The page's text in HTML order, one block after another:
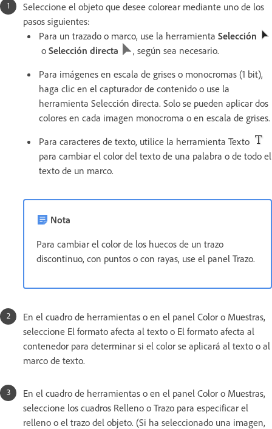
Seleccione el objeto que desee colorear mediante uno de los
pasos siguientes:
Para un trazado o marco, use la herramienta Selección
o Selección directa
, según sea necesario.
Para imágenes en escala de grises o monocromas (1 bit),
haga clic en el capturador de contenido o use la
herramienta Selección directa. Solo se pueden aplicar dos
colores en cada imagen monocroma o en escala de grises.
Para caracteres de texto, utilice la herramienta Texto
para cambiar el color del texto de una palabra o de todo el
texto de un marco.
Nota
Para cambiar el color de los huecos de un trazo
discontinuo, con puntos o con rayas, use el panel Trazo.
En el cuadro de herramientas o en el panel Color o Muestras,
seleccione El formato afecta al texto o El formato afecta al
contenedor para determinar si el color se aplicará al texto o al
marco de texto.
En el cuadro de herramientas o en el panel Color o Muestras,
seleccione los cuadros Relleno o Trazo para especificar el
relleno o el trazo del objeto. (Si ha seleccionado una imagen,